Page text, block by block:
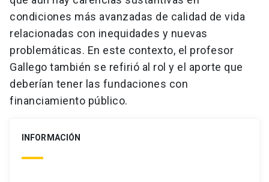
condiciones más avanzadas de calidad de vida
relacionadas con inequidades y nuevas
problemáticas. En este contexto, el profesor
Gallego también se refirió al rol y el aporte que
deberían tener las fundaciones con
financiamiento público.
INFORMACIÓN